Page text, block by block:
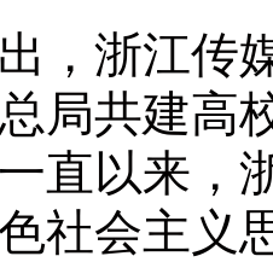
浙江传媒
局共建高
直以来，
社会主义